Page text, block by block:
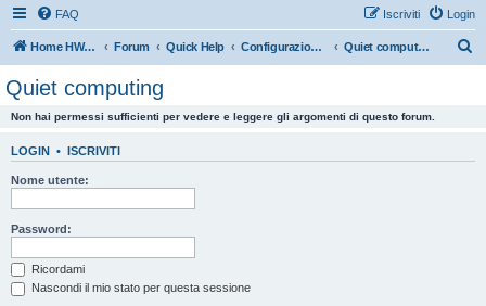
FAQ Login
Iscriviti
Home HW Legend Forum Quick Help Configurazioni consigliate da HW Legend Quiet computing
Quiet computing
Non hai permessi sufficienti per vedere e leggere gli argomenti di questo forum.
LOGIN • ISCRIVITI
Nome utente:
Password:
Ricordami
Nascondi il mio stato per questa sessione